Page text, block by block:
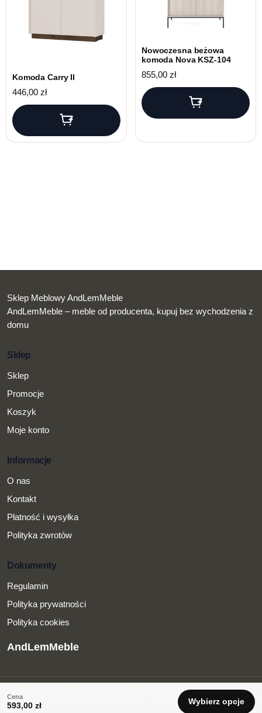
Komoda Carry II
446,00 zł
Nowoczesna beżowa
komoda Nova KSZ-104
855,00 zł
Cena
593,00 zł Wybierz opcje
Sklep Meblowy AndLemMeble
AndLemMeble – meble od producenta, kupuj bez wychodzenia z
domu
Sklep
Sklep
Promocje
Koszyk
Moje konto
Informacje
O nas
Kontakt
Płatność i wysyłka
Polityka zwrotów
Dokumenty
Regulamin
Polityka prywatności
Polityka cookies
AndLemMeble
Sklep internetowy z
meblami.